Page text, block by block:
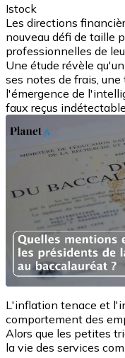
Istock
Les directions
nouveau défi de taille
professionnelles de
Une étude révèle
ses notes de frais,
l'émergence de
faux reçus
L'inflation tenace et
comportement des
Alors que les petites
la vie des services